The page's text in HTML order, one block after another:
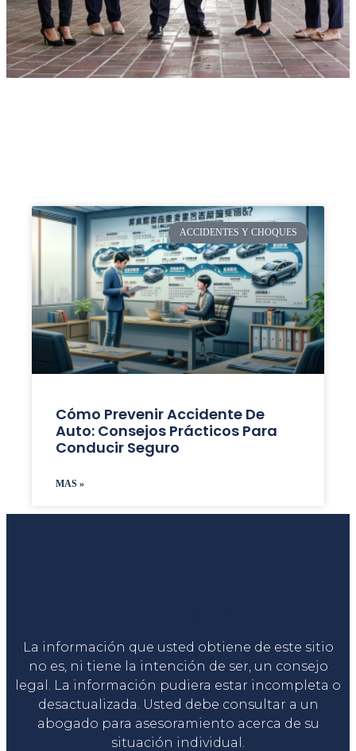
ACCIDENTES Y CHOQUES
Cómo Prevenir Accidente De
Auto: Consejos Prácticos Para
Conducir Seguro
MAS »
La información que usted obtiene de este sitio
no es, ni tiene la intención de ser, un consejo
legal. La información pudiera estar incompleta o
desactualizada. Usted debe consultar a un
abogado para asesoramiento acerca de su
situación individual.